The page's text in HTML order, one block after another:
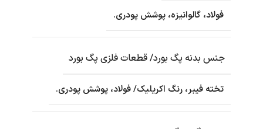
فولاد، گالوانیزه، پوشش پودری.
جنس بدنه پگ بورد/ قطعات فلزی پگ بورد
تخته فیبر، رنگ اکریلیک/ فولاد، پوشش پودری.